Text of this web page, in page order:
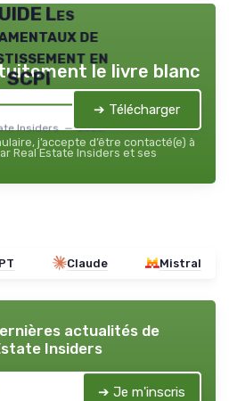
Les
de
en
SCPI
Insiders — 2026
le livre blanc
➔ Télécharger
j’accepte d’être contacté(e) à
Real Estate Insiders et ses
Claude Mistral
actualités de
Insiders
➔ Je m'inscris